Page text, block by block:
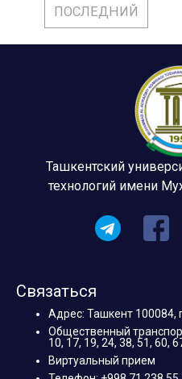
ПОСЛЕДНИЙ
Ташкентский
технологий имени
Связаться
Адрес: Ташкент 100084,
Общественный
10, 17, 19, 24, 38, 51, 60,
Виртуальный прием